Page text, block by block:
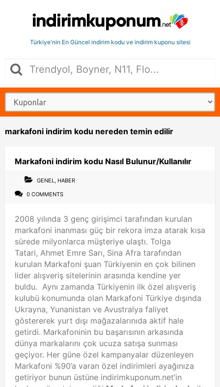
Türkiye'nin En Güncel indirim kodu ve indirim kuponu sitesi
markafoni indirim kodu nereden temin edilir
Markafoni indirim kodu Nasıl Bulunur/Kullanılır
GENEL, HABER
0 COMMENTS
2008 yılında 3 genç girişimci tarafından kurulan
markafoni inanması güç bir rekora imza atarak kısa
sürede milyonlarca müşteriye ulaştı. Tolga
Tatari, Ahmet Emre Sarı, Sina Afra tarafından
kurulan Markafoni şuan Türkiyenin en çok bilinen
lider alışveriş sitelerinin arasında kendine yer
buldu. Aynı zamanda Türkiyenin ilk özel alışveriş
kulubü konumunda olan Markafoni Türkiye dışında
Ukrayna, Yunanistan ve Avustralya faliyet
göstererek yurt dışı mağazalarınıda aktif hale
getirdi. Markafoninin bu başarısının arkasında
dünya markalarını çok ucuza satışa sunması
geçiyor. Her güne özel kampanyalar düzenleyen
Markafoni %90’a varan özel indirimleri ayağınıza
getiriyor bunun üstüne indirimkuponum.net’in